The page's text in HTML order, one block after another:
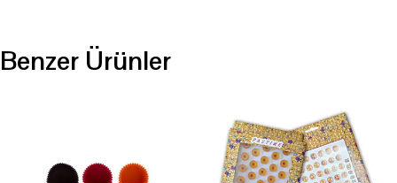
Benzer Ürünler